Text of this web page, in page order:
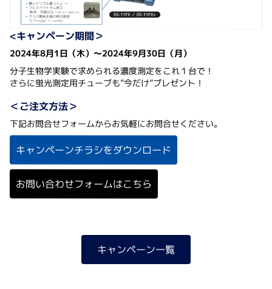
<キャンペーン期間＞
2024年8月1日（木）～2024年9月30日（月）
分子生物学実験で求められる濃度測定をこれ１台で！
さらに蛍光測定用チューブも”今だけ”プレゼント！
＜ご注文方法＞
下記お問合せフォームからお気軽にお問合せください。
キャンペーンチラシをダウンロード
お問い合わせフォームはこちら
キャンペーン一覧